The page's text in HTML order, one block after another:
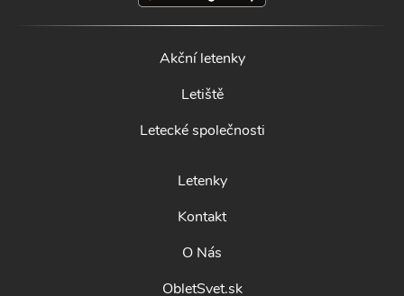
Akční letenky
Letiště
Letecké společnosti
Letenky
Kontakt
O Nás
ObletSvet.sk